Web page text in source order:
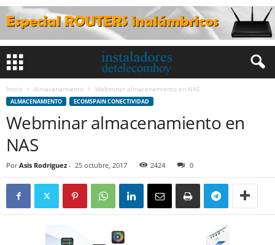
Inicio Almacenamiento Webminar almacenamiento en NAS
ALMACENAMIENTO ECOMSPAIN CONECTIVIDAD
Webminar almacenamiento en
NAS
Por Asis Rodriguez - 25 octubre, 2017 2424 0